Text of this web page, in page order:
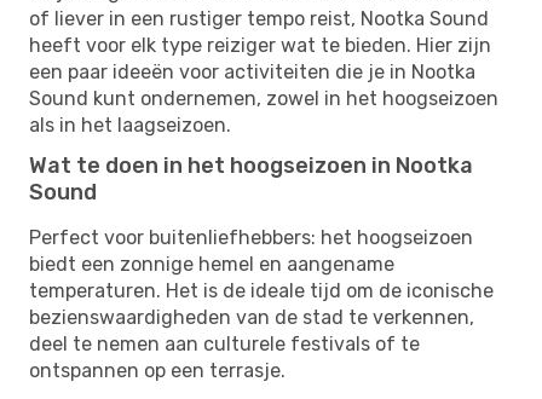
of liever in een rustiger tempo reist, Nootka Sound
heeft voor elk type reiziger wat te bieden. Hier zijn
een paar ideeën voor activiteiten die je in Nootka
Sound kunt ondernemen, zowel in het hoogseizoen
als in het laagseizoen.
Wat te doen in het hoogseizoen in Nootka
Sound
Perfect voor buitenliefhebbers: het hoogseizoen
biedt een zonnige hemel en aangename
temperaturen. Het is de ideale tijd om de iconische
bezienswaardigheden van de stad te verkennen,
deel te nemen aan culturele festivals of te
ontspannen op een terrasje.